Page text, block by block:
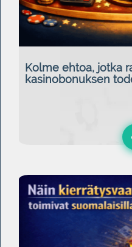
Kolme ehtoa, jotka
kasinobonuksen